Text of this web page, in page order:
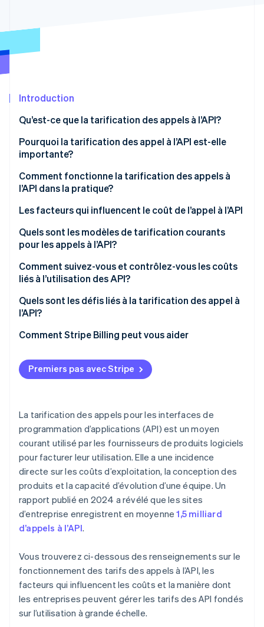
Élimination du carbone
Stripe Sessions 2026
Découvrez comment Stripe construit l’infrastructure
Regarder
Introduction
Qu’est-ce que la tarification des appels à l’API?
Pourquoi la tarification des appel à l’API est-elle
importante?
Comment fonctionne la tarification des appels à
l’API dans la pratique?
Les facteurs qui influencent le coût de l’appel à l’API
Quels sont les modèles de tarification courants
pour les appels à l’API?
Comment suivez-vous et contrôlez-vous les coûts
liés à l’utilisation des API?
Quels sont les défis liés à la tarification des appel à
l’API?
Comment Stripe Billing peut vous aider
Premiers pas avec Stripe
La tarification des appels pour les interfaces de
programmation d’applications (API) est un moyen
courant utilisé par les fournisseurs de produits logiciels
pour facturer leur utilisation. Elle a une incidence
directe sur les coûts d’exploitation, la conception des
produits et la capacité d’évolution d’une équipe. Un
rapport publié en 2024 a révélé que les sites
d’entreprise enregistrent en moyenne1,5 milliard
d’appels à l’API.
Vous trouverez ci-dessous des renseignements sur le
fonctionnement des tarifs des appels à l’API, les
facteurs qui influencent les coûts et la manière dont
les entreprises peuvent gérer les tarifs des API fondés
sur l’utilisation à grande échelle.